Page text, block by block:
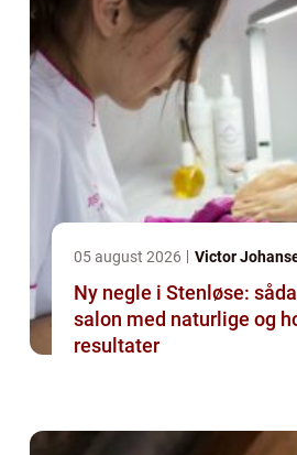
05 august 2026 Victor
Ny negle i Stenløse:
salon med naturlige og
resultater